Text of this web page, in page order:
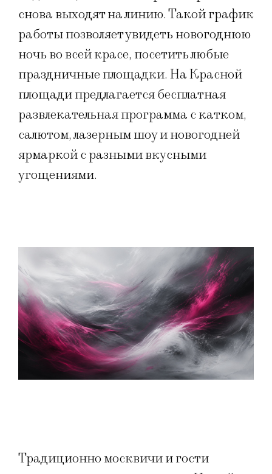
снова выходят на линию. Такой график
работы позволяет увидеть новогоднюю
ночь во всей красе, посетить любые
праздничные площадки. На Красной
площади предлагается бесплатная
развлекательная программа с катком,
салютом, лазерным шоу и новогодней
ярмаркой с разными вкусными
угощениями.
Традиционно москвичи и гости